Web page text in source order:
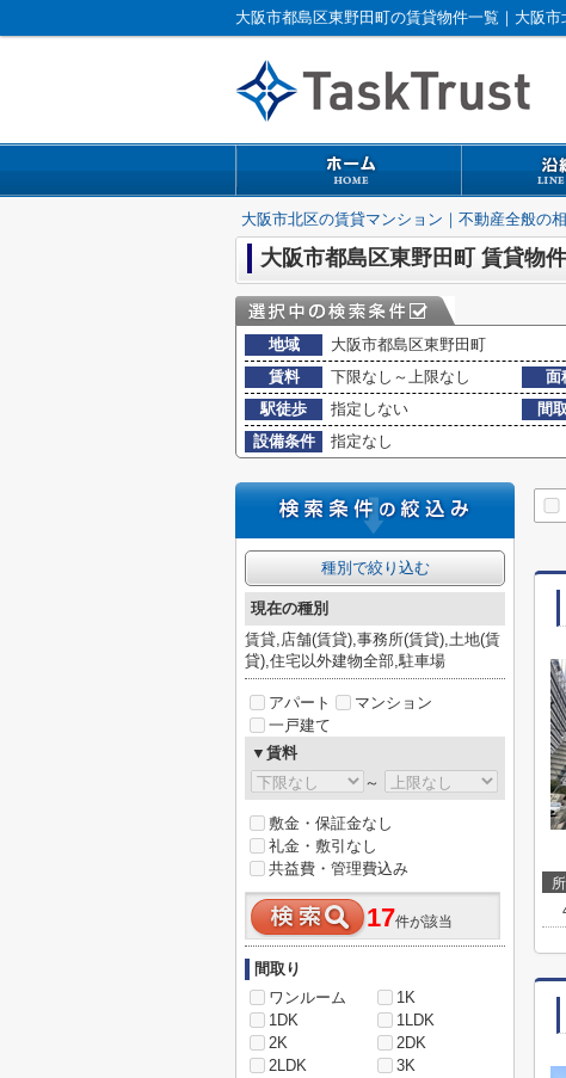
大阪市都島区東野田町の賃貸物件一覧｜大阪
大阪市北区の賃貸マンション｜不動産全般の
大阪市都島区東野田町 賃貸物
地域
大阪市都島区東野田町
賃料
下限なし～上限なし 面
駅徒歩
指定しない 間
設備条件
指定なし
種別で絞り込む
現在の種別
賃貸,店舗(賃貸),事務所(賃貸),土地(賃
貸),住宅以外建物全部,駐車場
アパート
マンション
一戸建て
▼賃料
～
敷金・保証金なし
礼金・敷引なし
共益費・管理費込み
17件が該当
間取り
ワンルーム
1K
1DK
1LDK
2K
2DK
2LDK
3K